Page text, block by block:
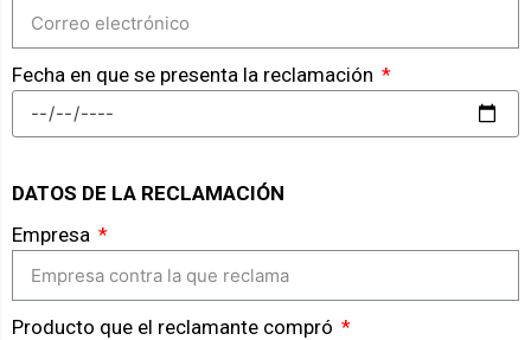
Fecha en que se presenta la reclamación
DATOS DE LA RECLAMACIÓN
Empresa
Producto que el reclamante compró